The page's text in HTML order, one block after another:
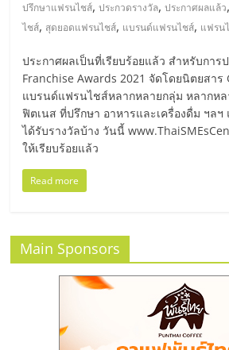
ไทย,
SMEs,
แฟ
รน
ไชส์,
ที่
ปรึกษา
แฟ
ปรึกษาแฟรนไชส์,ประกวดรางวัล,ประกาศผลแล้ว,
ไชส์, สุดยอดแฟรนไชส์, แบรนด์แฟรนไชส์, แฟรน
ประกาศผลเป็นที่เรียบร้อยแล้ว สำหรับการ
Franchise Awards 2021 จัดโดยนิตยสา
แบรนด์แฟรนไชส์หลากหลายกลุ่ม หลากหล
ฟิตเนส ที่ปรึกษา อาหารและเครื่องดื่ม ฯล
ได้รับรางวัลบ้าง วันนี้
ให้เรียบร้อยแล้ว
Read more
Main Sponsors